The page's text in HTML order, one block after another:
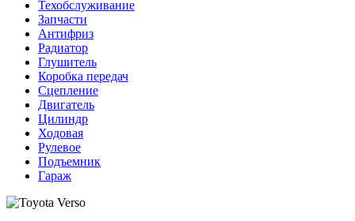
Техобслуживание
Запчасти
Антифриз
Радиатор
Глушитель
Коробка передач
Сцепление
Двигатель
Цилиндр
Ходовая
Рулевое
Подъемник
Гараж